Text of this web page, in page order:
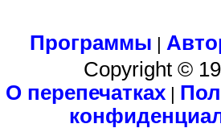
Программы |
Copyright ©
О перепечатках|